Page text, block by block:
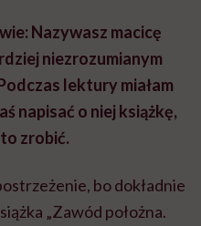
Nazywasz macicę
niezrozumianym
lektury miałam
napisać o niej książkę,
to zrobić.
bo dokładnie
„Zawód położna.